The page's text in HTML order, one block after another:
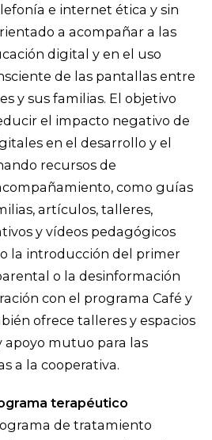
e internet ética y sin
a acompañar a las
digital y en el uso
de las pantallas entre
y sus familias. El objetivo
el impacto negativo de
en el desarrollo y el
recursos de
como guías
artículos, talleres,
y vídeos pedagógicos
la introducción del primer
o la desinformación
con el programa Café y
ofrece talleres y espacios
apoyo mutuo para las
a la cooperativa.
terapéutico
de tratamiento